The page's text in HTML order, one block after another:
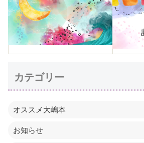
カテゴリー
オススメ大嶋本
お知らせ